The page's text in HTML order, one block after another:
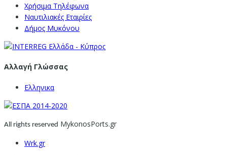
Χρήσιμα Τηλέφωνα
Ναυτιλιακές Εταιρίες
Δήμος Μυκόνου
Αλλαγή Γλώσσας
Ελληνικα
All rights reserved MykonosPorts.gr
Wrk.gr